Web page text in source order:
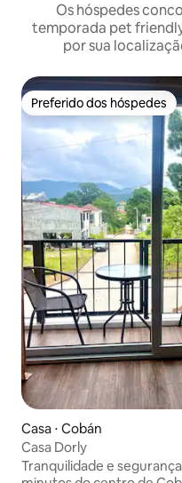
Os hóspedes
temporada pet
por sua
Preferido dos hóspedes
Preferido dos hóspedes
Casa ⋅ Cobán
Casa Dorly
Tranquilidade e